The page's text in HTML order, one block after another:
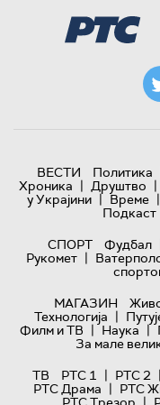
ВЕСТИ Политика
Хроника | Друштво |
у Украјини | Време |
Подкаст
СПОРТ
Фудбал
Рукомет |
МАГАЗИН
Технологијa |
Филм и ТВ | Наука |
За мале
ТВ
РТС 1 | РТС 2 |
РТС Драма | РТС